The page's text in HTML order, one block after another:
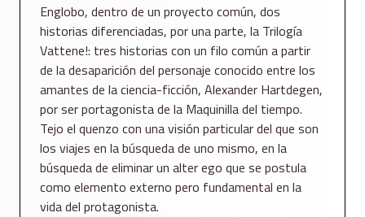
Englobo, dentro de un proyecto común, dos
historias diferenciadas, por una parte, la Trilogía
Vattene!: tres historias con un filo común a partir
de la desaparición del personaje conocido entre los
amantes de la ciencia-ficción, Alexander Hartdegen,
por ser portagonista de la Maquinilla del tiempo.
Tejo el quenzo con una visión particular del que son
los viajes en la búsqueda de uno mismo, en la
búsqueda de eliminar un alter ego que se postula
como elemento externo pero fundamental en la
vida del protagonista.